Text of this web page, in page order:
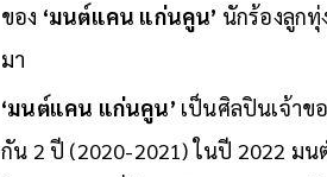
ของ ‘มนต์แคน แก่นคูน’ นักร้องลูก
มา
‘มนต์แคน แก่นคูน’ เป็นศิลปินเจ้าข
กัน 2 ปี (2020-2021) ในปี 2022 ม